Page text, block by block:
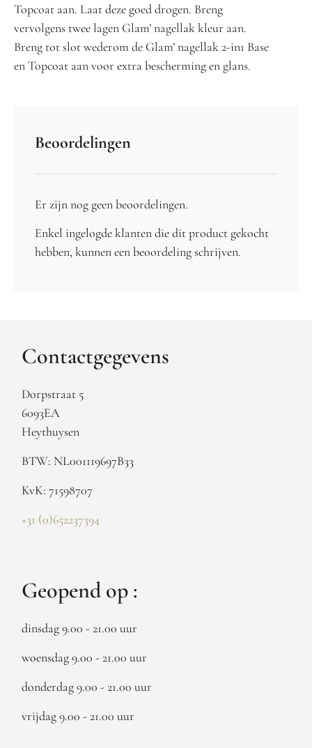
Topcoat aan. Laat deze goed drogen. Breng
vervolgens twee lagen Glam’ nagellak kleur aan.
Breng tot slot wederom de Glam’ nagellak 2-in1 Base
en Topcoat aan voor extra bescherming en glans.
Beoordelingen
Er zijn nog geen beoordelingen.
Enkel ingelogde klanten die dit product gekocht
hebben, kunnen een beoordeling schrijven.
Contactgegevens
Dorpstraat 5
6093EA
Heythuysen
BTW: NL001119697B33
KvK: 71598707
+31 (0)652237394
Geopend op :
dinsdag 9.00 - 21.00 uur
woensdag 9.00 - 21.00 uur
donderdag 9.00 - 21.00 uur
vrijdag 9.00 - 21.00 uur